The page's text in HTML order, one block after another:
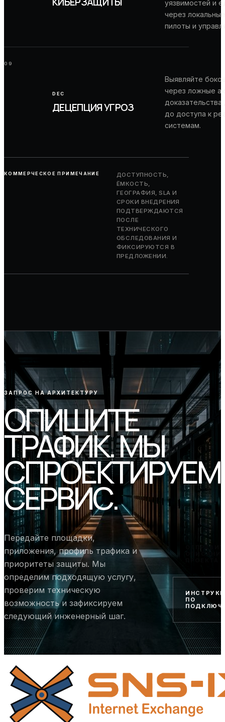
уязвимостей и
через
пилоты и
09
DEC
ДЕЦЕПЦИЯ УГРОЗ
Выявляйте
через ложные
до доступа к
системам.
КОММЕРЧЕСКОЕ ПРИМЕЧАНИЕ
ДОСТУПНОСТЬ,
ЁМКОСТЬ,
ГЕОГРАФИЯ, SLA И
СРОКИ ВНЕДРЕНИЯ
ПОДТВЕРЖДАЮТСЯ
ПОСЛЕ
ТЕХНИЧЕСКОГО
ОБСЛЕДОВАНИЯ И
ФИКСИРУЮТСЯ В
ПРЕДЛОЖЕНИИ.
ЗАПРОС НА АРХИТЕКТУРУ
ОПИШИТЕ
ТРАФИК. МЫ
СПРОЕКТИРУЕМ
СЕРВИС.
Передайте площадки,
приложения, профиль трафика и
приоритеты защиты. Мы
определим подходящую услугу,
проверим техническую
возможность и зафиксируем
следующий инженерный шаг.
ПО